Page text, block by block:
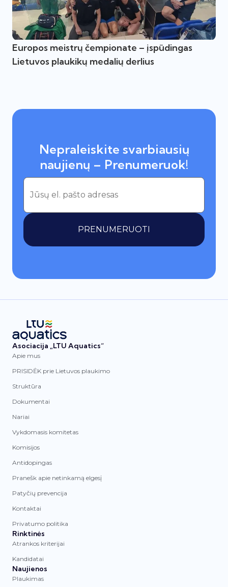
Europos meistrų čempionate – įspūdingas
Lietuvos plaukikų medalių derlius
Nepraleiskite svarbiausių
naujienų – Prenumeruok!
PRENUMERUOTI
Asociacija „LTU Aquatics“
Apie mus
PRISIDĖK prie Lietuvos plaukimo
Struktūra
Dokumentai
Nariai
Vykdomasis komitetas
Komisijos
Antidopingas
Pranešk apie netinkamą elgesį
Patyčių prevencija
Kontaktai
Privatumo politika
Rinktinės
Atrankos kriterijai
Kandidatai
Naujienos
Plaukimas